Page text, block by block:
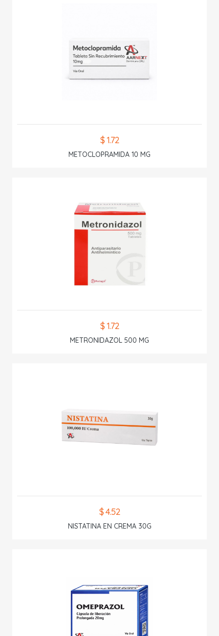
$ 1.72
METOCLOPRAMIDA 10 MG
$ 1.72
METRONIDAZOL 500 MG
$ 4.52
NISTATINA EN CREMA 30G